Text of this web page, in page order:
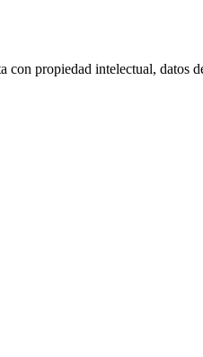
propiedad intelectual, datos